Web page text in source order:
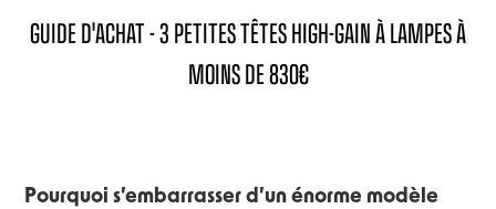
GUIDE D'ACHAT - 3 PETITES TÊTES HIGH-GAIN À LAMPES À
MOINS DE 830€
Pourquoi s’embarrasser d’un énorme modèle